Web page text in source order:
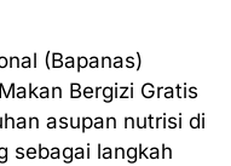
(Bapanas)
Bergizi Gratis
asupan nutrisi di
sebagai langkah